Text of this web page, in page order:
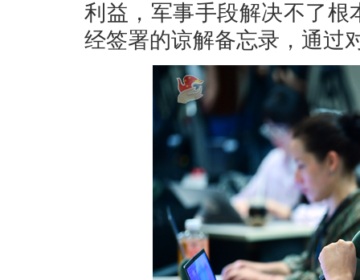
利益，军事手段解决不了
经签署的谅解备忘录，通过